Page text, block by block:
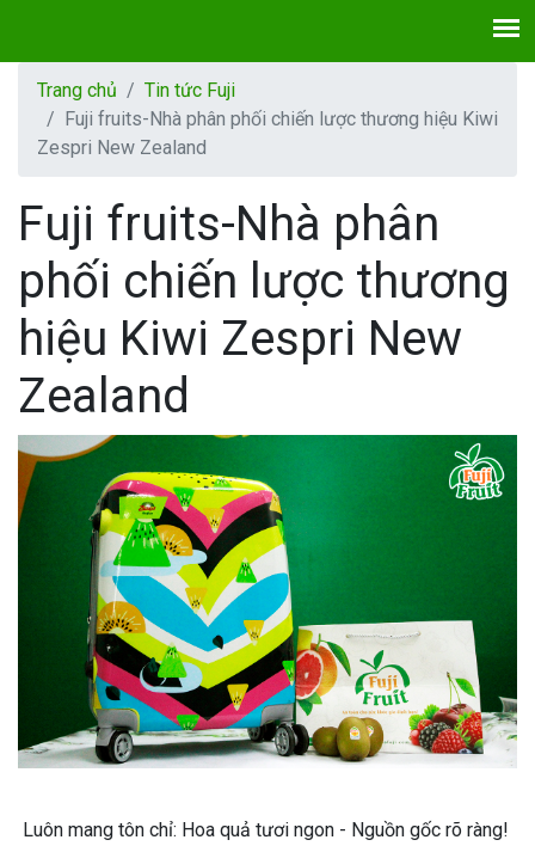
Trang chủ
Tin tức Fuji
Fuji fruits-Nhà phân phối chiến lược thương hiệu Kiwi
Zespri New Zealand
Fuji fruits-Nhà phân
phối chiến lược thương
hiệu Kiwi Zespri New
Zealand
Luôn mang tôn chỉ: Hoa quả tươi ngon - Nguồn gốc rõ ràng!